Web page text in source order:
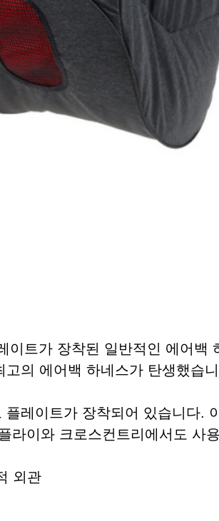
이트가 장착된 일반적인 에어백
의 에어백 하네스가 탄생했습
레이트가 장착되어 있습니다.
라이와 크로스컨트리에서도 사
외관